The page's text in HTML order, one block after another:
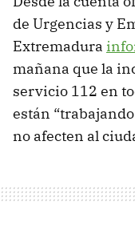
de Urgencias y
Extremadura
mañana que la
servicio 112 en
están
no afecten al